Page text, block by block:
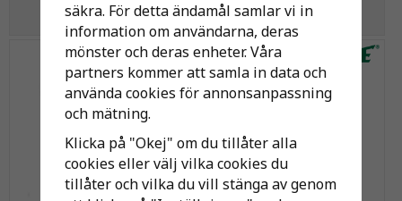
KÖP KÖP
säkra. För detta ändamål samlar vi in
information om användarna, deras
mönster och deras enheter. Våra
partners kommer att samla in data och
använda cookies för annonsanpassning
och mätning.
Klicka på "Okej" om du tillåter alla
cookies eller välj vilka cookies du
tillåter och vilka du vill stänga av genom